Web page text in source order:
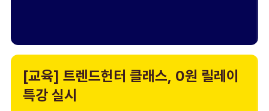
[교육] 트렌드헌터 클래스, 0원 릴레이
특강 실시